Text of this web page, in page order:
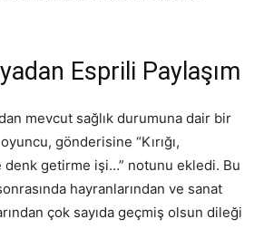
Esprili Paylaşım
mevcut sağlık durumuna dair bir
gönderisine “Kırığı,
getirme işi…” notunu ekledi. Bu
hayranlarından ve sanat
çok sayıda geçmiş olsun dileği